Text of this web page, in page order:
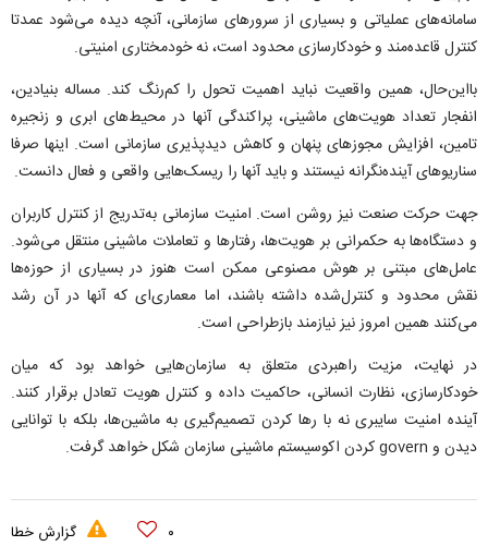
سامانه‌های عملیاتی و بسیاری از سرور‌های سازمانی، آنچه دیده می‌شود عمدتا
کنترل قاعده‌مند و خودکارسازی محدود است، نه خودمختاری امنیتی.
بااین‌حال، همین واقعیت نباید اهمیت تحول را کم‌رنگ کند. مساله بنیادین،
انفجار تعداد هویت‌های ماشینی، پراکندگی آنها در محیط‌های ابری و زنجیره
تامین، افزایش مجوز‌های پنهان و کاهش دیدپذیری سازمانی است. اینها صرفا
سناریو‌های آینده‌نگرانه نیستند و باید آنها را ریسک‌هایی واقعی و فعال دانست.
جهت حرکت صنعت نیز روشن است. امنیت سازمانی به‌تدریج از کنترل کاربران
و دستگاه‌ها به حکمرانی بر هویت‌ها، رفتار‌ها و تعاملات ماشینی منتقل می‌شود.
عامل‌های مبتنی بر هوش مصنوعی ممکن است هنوز در بسیاری از حوزه‌ها
نقش محدود و کنترل‌شده داشته باشند، اما معماری‌ای که آنها در آن رشد
می‌کنند همین امروز نیز نیازمند بازطراحی است.
در نهایت، مزیت راهبردی متعلق به سازمان‌هایی خواهد بود که میان
خودکارسازی، نظارت انسانی، حاکمیت داده و کنترل هویت تعادل برقرار کنند.
آینده امنیت سایبری نه با رها کردن تصمیم‌گیری به ماشین‌ها، بلکه با توانایی
دیدن و govern کردن اکوسیستم ماشینی سازمان شکل خواهد گرفت.
۰ گزارش خطا